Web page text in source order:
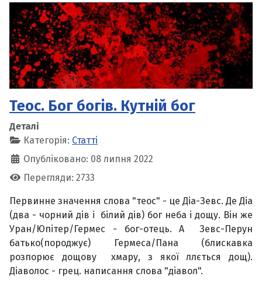
Теос. Бог богів. Кутній бог
Деталі
Категорія: Статті
Опубліковано: 08 липня 2022
Перегляди: 2733
Первинне значення слова "теос" - це Діа-Зевс. Де Діа
(два - чорний дів і білий дів) бог неба і дощу. Він же
Уран/Юпітер/Гермес - бог-отець. А Зевс-Перун
батько(породжує) Гермеса/Пана (блискавка
розпорює дощову хмару, з якої ллється дощ).
Діаволос - грец. написання слова "діавол".